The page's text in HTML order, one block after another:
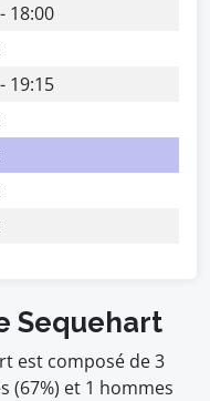
18:00
19:15
Sequehart
est composé de 3
(67%) et 1 hommes